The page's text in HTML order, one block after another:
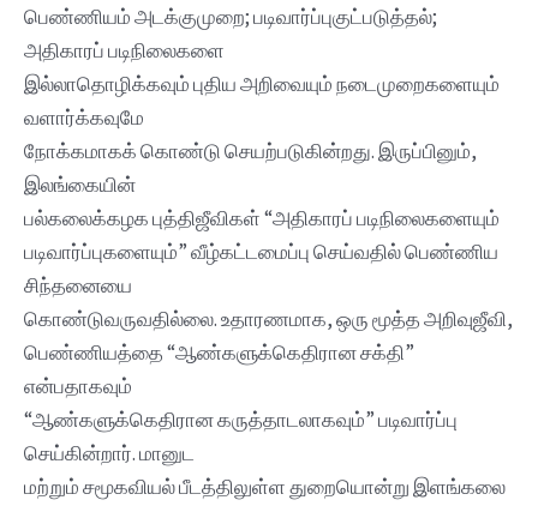
பெண்ணியம் அடக்குமுறை; படிவார்ப்புகுட்படுத்தல்;
அதிகாரப் படிநிலைகளை
இல்லாதொழிக்கவும் புதிய அறிவையும் நடைமுறைகளையும்
வளார்க்கவுமே
நோக்கமாகக் கொண்டு செயற்படுகின்றது. இருப்பினும்,
இலங்கையின்
பல்கலைக்கழக புத்திஜீவிகள் “அதிகாரப் படிநிலைகளையும்
படிவார்ப்புகளையும்” வீழ்கட்டமைப்பு செய்வதில் பெண்ணிய
சிந்தனையை
கொண்டுவருவதில்லை. உதாரணமாக, ஒரு மூத்த அறிவுஜீவி,
பெண்ணியத்தை “ஆண்களுக்கெதிரான சக்தி”
என்பதாகவும்
“ஆண்களுக்கெதிரான கருத்தாடலாகவும்” படிவார்ப்பு
செய்கின்றார். மானுட
மற்றும் சமூகவியல் பீடத்திலுள்ள துறையொன்று இளங்கலை